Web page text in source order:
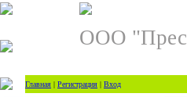
ООО
Главная | Регистрация | Вход